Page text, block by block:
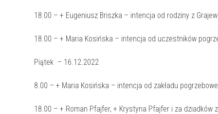
18.00 – + Eugeniusz Briszka – intencja od rodziny z
18.00 – + Maria Kosińska – intencja od uczestników
Piątek – 16.12.2022
8.00 – + Maria Kosińska – intencja od zakładu
18.00 – + Roman Pfajfer, + Krystyna Pfajfer i za dziadków